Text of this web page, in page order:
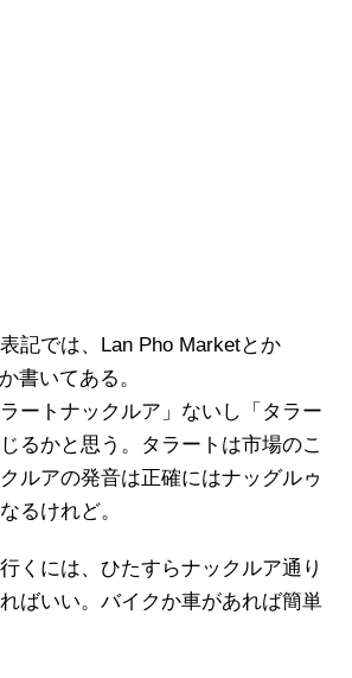
記では、Lan Pho Marketとか
書いてある。
ートナックルア」ないし「タラー
るかと思う。タラートは市場のこ
ルアの発音は正確にはナッグルゥ
るけれど。
くには、ひたすらナックルア通り
ばいい。バイクか車があれば簡単